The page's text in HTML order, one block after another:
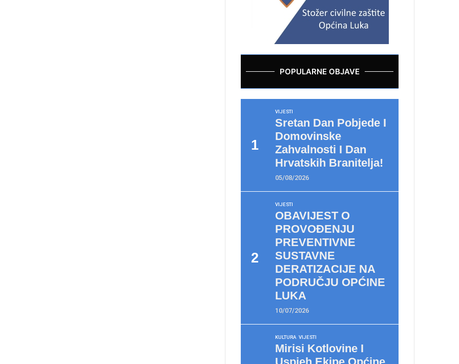
POPULARNE OBJAVE
VIJESTI
Sretan Dan Pobjede I
Domovinske
Zahvalnosti I Dan
Hrvatskih Branitelja!
05/08/2026
VIJESTI
OBAVIJEST O
PROVOĐENJU
PREVENTIVNE
SUSTAVNE
DERATIZACIJE NA
PODRUČJU OPĆINE
LUKA
10/07/2026
KULTURA VIJESTI
Mirisi Kotlovine I
Uspjeh Ekipe Općine